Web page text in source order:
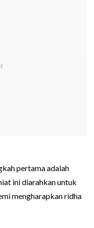
pertama adalah
ini diarahkan untuk
mengharapkan ridha